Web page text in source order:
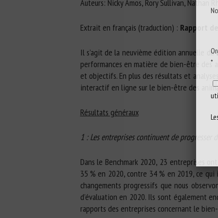
Auteurs: Nicky Amos, Rory Sullivan, Nathan
Extrait en français (traduction) : Rapport
Il s’agit de la neuvième édition annuelle
performances en matière de bien-être des
et objectifs. En plus des résultats et
interactif en ligne sur le bien-être des
Résultats généraux
1 : Les entreprises continuent de progresser
Dans le Benchmark 2020, 23 entreprises
35 % en 2020, contre 34 % en 2019, ce
changements progressifs que nous
d’évaluation en 2020. Ils sont également
rapports des entreprises concernant le
*